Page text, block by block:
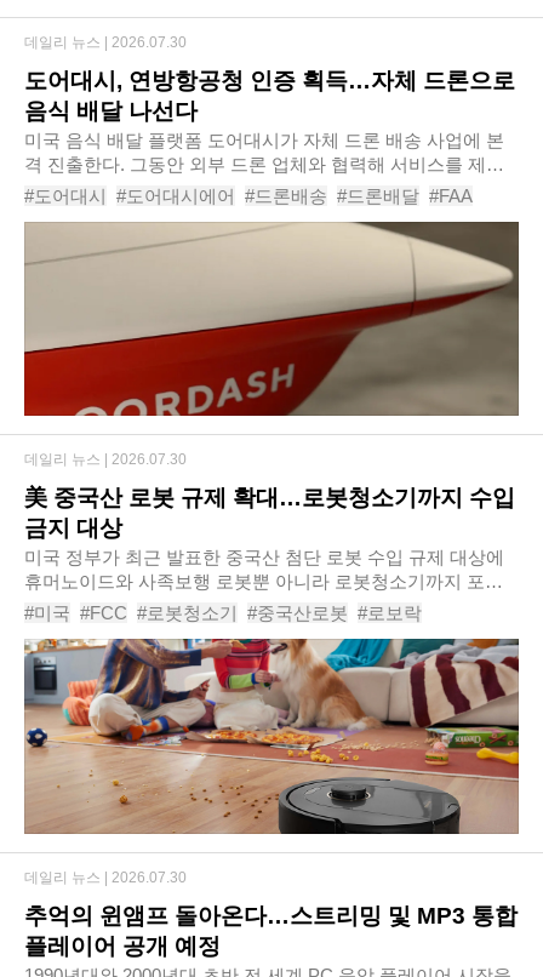
도어대시, 연방항공청 인증 획득…자체 드론으로
음식 배달 나선다
미국 음식 배달 플랫폼 도어대시가 자체 드론 배송 사업에 본
격 진출한다. 그동안 외부 드론 업체와 협력해 서비스를 제공
해 왔지만, 앞으로는 드론 기체부터 운영 시스템까지 직접 구
축하며 자율 배송 경쟁력 강화에 나선다..
#도어대시 #도어대시에어 #드론배송 #드론배달 #FAA
#라스트마일 #자율배송 #도어대시랩스 #배달플랫폼
#물류혁신
데일리 뉴스 | 2026.07.30
美 중국산 로봇 규제 확대…로봇청소기까지 수입
금지 대상
미국 정부가 최근 발표한 중국산 첨단 로봇 수입 규제 대상에
휴머노이드와 사족보행 로봇뿐 아니라 로봇청소기까지 포함
된 것으로 확인됐다. 이에 따라 중국 기업이 생산하는 신규 로
#미국 #FCC #로봇청소기 #중국산로봇 #로보락
#에코백스 #룸바 #샤오미 #로봇규제 #국가안보
데일리 뉴스 | 2026.07.30
추억의 윈앰프 돌아온다…스트리밍 및 MP3 통합
플레이어 공개 예정
데일리 뉴스 | 2026.07.30